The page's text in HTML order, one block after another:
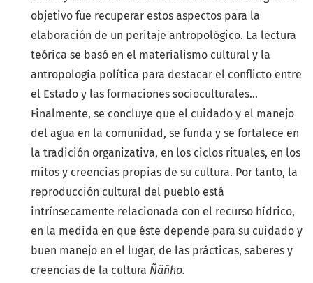
objetivo fue recuperar estos aspectos para la
elaboración de un peritaje antropológico. La lectura
teórica se basó en el materialismo cultural y la
antropología política para destacar el conflicto entre
el Estado y las formaciones socioculturales…
Finalmente, se concluye que el cuidado y el manejo
del agua en la comunidad, se funda y se fortalece en
la tradición organizativa, en los ciclos rituales, en los
mitos y creencias propias de su cultura. Por tanto, la
reproducción cultural del pueblo está
intrínsecamente relacionada con el recurso hídrico,
en la medida en que éste depende para su cuidado y
buen manejo en el lugar, de las prácticas, saberes y
creencias de la cultura Ñäñho.